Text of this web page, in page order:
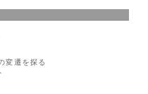
変遷を探る